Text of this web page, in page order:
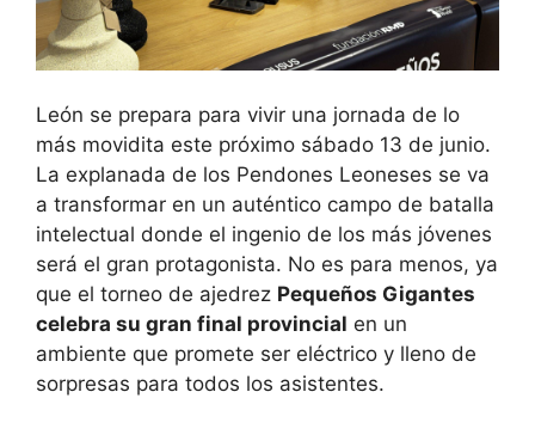
León se prepara para vivir una jornada de lo
más movidita este próximo sábado 13 de junio.
La explanada de los Pendones Leoneses se va
a transformar en un auténtico campo de batalla
intelectual donde el ingenio de los más jóvenes
será el gran protagonista. No es para menos, ya
que el torneo de ajedrez Pequeños Gigantes
celebra su gran final provincial en un
ambiente que promete ser eléctrico y lleno de
sorpresas para todos los asistentes.